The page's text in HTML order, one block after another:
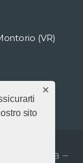
sito
✕
(VR)
Assunta –